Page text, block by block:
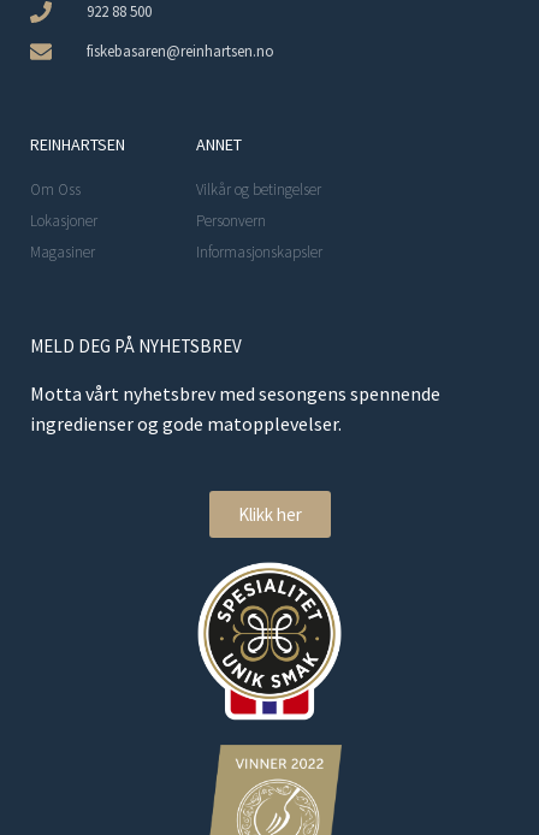
922 88 500
fiskebasaren@reinhartsen.no
REINHARTSEN
Om Oss
Lokasjoner
Magasiner
ANNET
Vilkår og betingelser
Personvern
Informasjonskapsler
MELD DEG PÅ NYHETSBREV
Motta vårt nyhetsbrev med sesongens spennende
ingredienser og gode matopplevelser.
Klikk her